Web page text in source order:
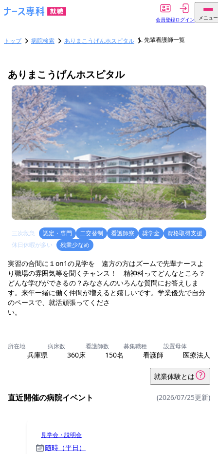
会員登録ログイン メニュー
トップ 病院検索 ありまこうげんホスピタル 先輩看護師一覧
ありまこうげんホスピタル
三次救急 認定・専門 二交替制 看護師寮 奨学金
資格取得支援
休日休暇が多い
残業少なめ
実習の合間に１on1の見学を 遠方の方はズームで先輩ナースよ
り職場の雰囲気等を聞くチャンス！ 精神科ってどんなところ？
どんな学びができるの？みなさんのいろんな質問にお答えしま
す。来年一緒に働く仲間が増えると嬉しいです。学業優先で自分
のペースで、就活頑張ってくださ
い
所在地
兵庫県
病床数
360床
看護師数
150名
募集職種
看護師
設置母体
医療法人
就業体験とは
直近開催の病院イベント (2026/07/25更新)
見学会・説明会
随時（平日）